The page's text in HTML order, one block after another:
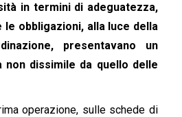
in termini di adeguatezza,
obbligazioni, alla luce della
presentavano un
dissimile da quello delle
operazione, sulle schede di